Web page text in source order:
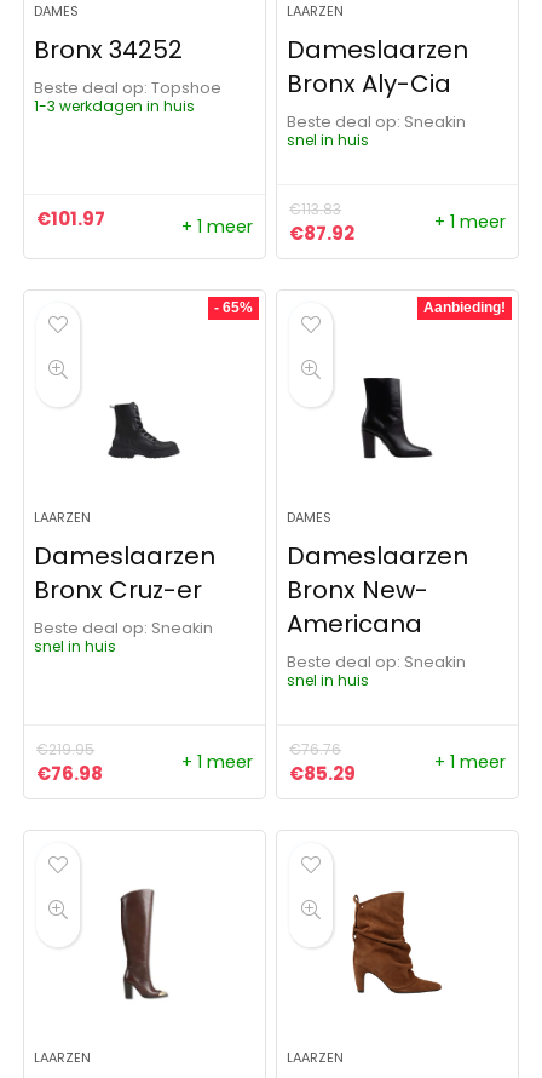
DAMES
Bronx 34252
Beste deal op:
Topshoe
1-3 werkdagen in huis
€101.97 + 1 meer
LAARZEN
Dameslaarzen
Bronx Aly-Cia
Beste deal op:
Sneakin
snel in huis
€113.83
Oorspronkelijke prijs was:
€87.92Huidige prijs is:
+ 1 meer
- 65%
LAARZEN
Dameslaarzen
Bronx Cruz-er
Beste deal op:
Sneakin
snel in huis
€219.95
Oorspronkelijke prijs was: €219.95.
€76.98 Huidige prijs is: €76.98.
+ 1 meer
Aanbieding!
DAMES
Dameslaarzen
Bronx New-
Americana
Beste deal op:
Sneakin
snel in huis
€76.76
Oorspronkelijke prijs was:
€85.29 Huidige prijs is:
+ 1 meer
LAARZEN LAARZEN